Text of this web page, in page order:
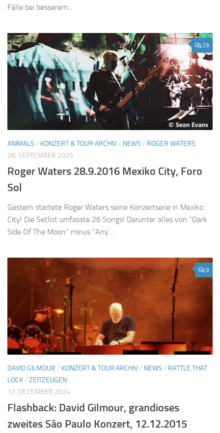
Fälle bei besserem...
29
ANIMALS / KONZERT & TOUR ARCHIV/ NEWS / ROGER WATERS
28. SEPTEMBER 2025
Roger Waters 28.9.2016 Mexiko City, Foro
Sol
Gestern startete Roger Waters seine Konzertserie in Mexiko
City! Die Setlist umfasste 26 Songs! Darunter alles von “Dark
Side Of The Moon” minus “Any...
9
DAVID GILMOUR / KONZERT & TOUR ARCHIV/ NEWS / RATTLE THAT
LOCK/ ZEITZEUGEN
12. DEZEMBER 2024
Flashback: David Gilmour, grandioses
zweites São Paulo Konzert, 12.12.2015